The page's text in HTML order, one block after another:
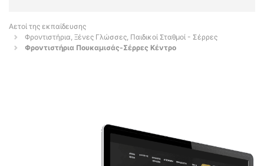
Αετοί της εκπαίδευσης
Φροντιστήρια, Ξένες Γλώσσες, Παιδικοί Σταθμοί - Σέρρες
Φροντιστήρια Πουκαμισάς-Σέρρες Κέντρο